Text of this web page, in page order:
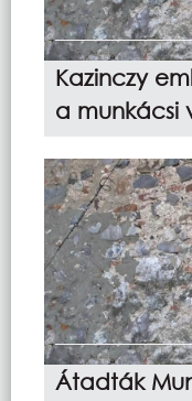
Kazinczy
a munkácsi
Átadták